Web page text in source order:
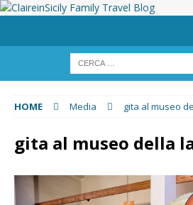
HOME Media gita al museo
gita al museo della